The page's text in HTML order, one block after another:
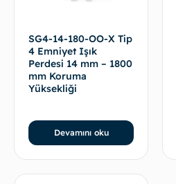
SG4-14-180-OO-X Tip
4 Emniyet Işık
Perdesi 14 mm – 1800
mm Koruma
Yüksekliği
Devamını oku